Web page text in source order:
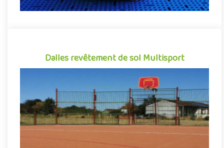
Dalles revêtement de sol Multisport
Dalles revêtement de sol Multisport
Revêtement de sol sportif sous forme de dalles clipsables,
Flexipads Multisport permet d'améliorer avec simplicité le
confort..